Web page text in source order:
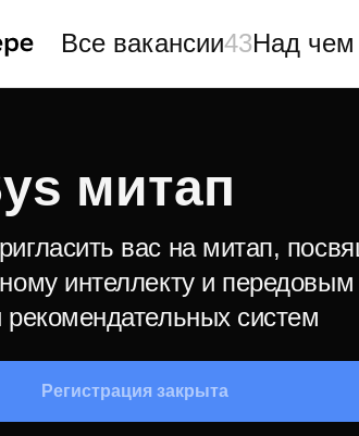
Все вакансии43Над чем
митап
вас на митап,
интеллекту и передовым
рекомендательных систем
Регистрация закрыта